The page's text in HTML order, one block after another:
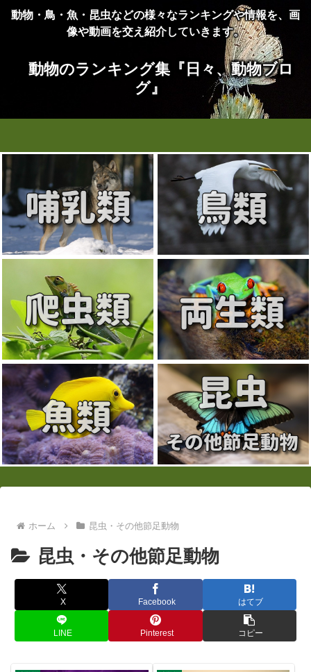
動物・鳥・魚・昆虫などの様々なランキングや情報を、画
像や動画を交え紹介していきます。
動物のランキング集『日々、動物ブロ
グ』
ホーム 昆虫・その他節足動物
昆虫・その他節足動物
X Facebook はてブ
LINE Pinterest コピー